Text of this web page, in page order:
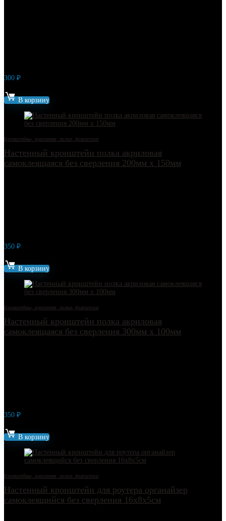
300 ₽
В корзину
Кронштейны, крепления, полки, флагштоки
Настенный кронштейн полка акриловая
самоклеящаяся без сверления 200мм х 150мм
350 ₽
В корзину
Кронштейны, крепления, полки, флагштоки
Настенный кронштейн полка акриловая
самоклеящаяся без сверления 300мм х 100мм
350 ₽
В корзину
Кронштейны, крепления, полки, флагштоки
Настенный кронштейн для роутера органайзер
самоклеящийся без сверления 16х8х5см